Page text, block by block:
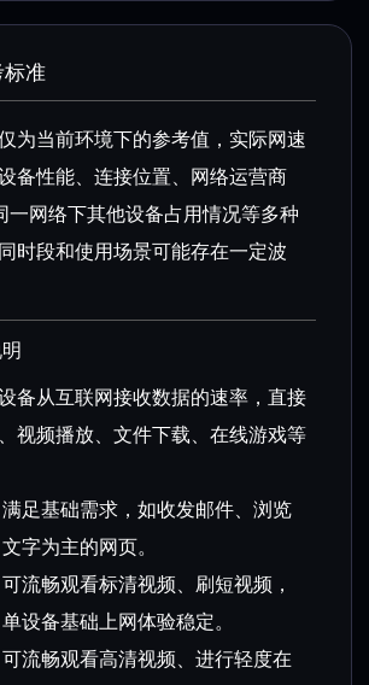
标准
为当前环境下的参考值，实际网速
备性能、连接位置、网络运营商
一网络下其他设备占用情况等多种
时段和使用场景可能存在一定波
备从互联网接收数据的速率，直接
视频播放、文件下载、在线游戏等
满足基础需求，如收发邮件、浏览
文字为主的网页。
可流畅观看标清视频、刷短视频，
单设备基础上网体验稳定。
可流畅观看高清视频、进行轻度在